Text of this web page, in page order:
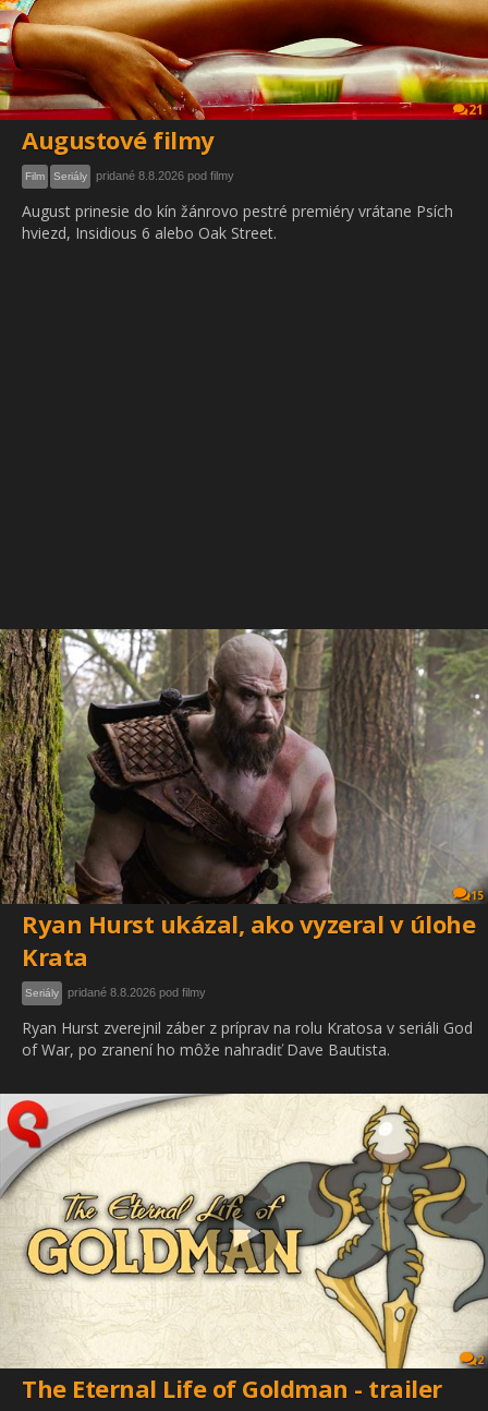
21
Augustové filmy
Film Seriály pridané 8.8.2026 pod filmy
August prinesie do kín žánrovo pestré premiéry vrátane Psích
hviezd, Insidious 6 alebo Oak Street.
15
Ryan Hurst ukázal, ako vyzeral v úlohe
Krata
Seriály pridané 8.8.2026 pod filmy
Ryan Hurst zverejnil záber z príprav na rolu Kratosa v seriáli God
of War, po zranení ho môže nahradiť Dave Bautista.
2
The Eternal Life of Goldman - trailer